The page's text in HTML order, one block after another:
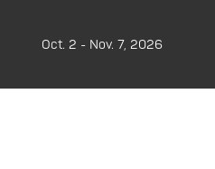
Oct. 2 - Nov. 7, 2026